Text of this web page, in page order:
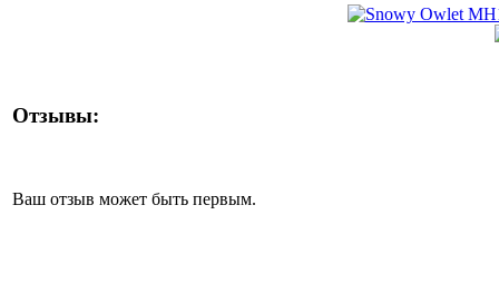
Отзывы:
Ваш отзыв может быть первым.